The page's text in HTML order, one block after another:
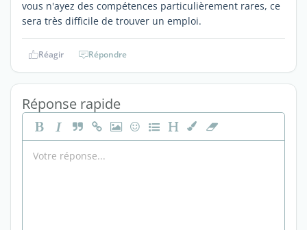
vous n'ayez des compétences particulièrement rares, ce
sera très difficile de trouver un emploi.
Réagir Répondre
Réponse rapide